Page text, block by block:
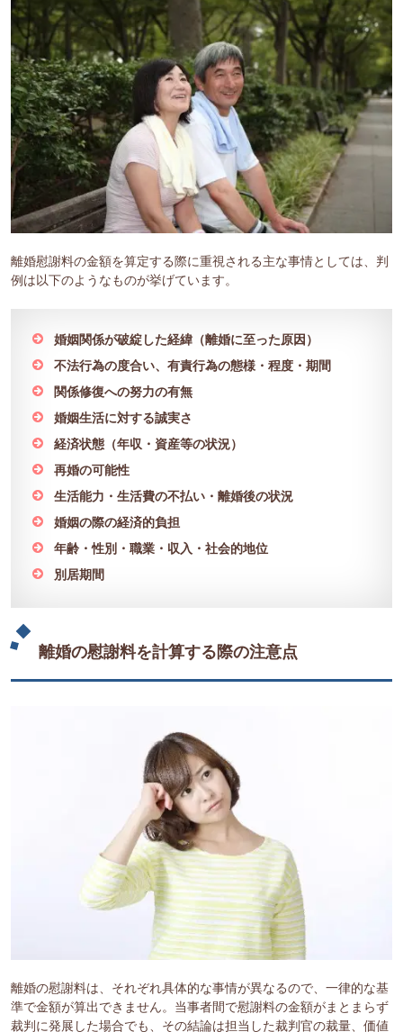
離婚慰謝料の金額を算定する際に重視される主な事情としては、判
例は以下のようなものが挙げています。
婚姻関係が破綻した経緯（離婚に至った原因）
不法行為の度合い、有責行為の態様・程度・期間
関係修復への努力の有無
婚姻生活に対する誠実さ
経済状態（年収・資産等の状況）
再婚の可能性
生活能力・生活費の不払い・離婚後の状況
婚姻の際の経済的負担
年齢・性別・職業・収入・社会的地位
別居期間
離婚の慰謝料を計算する際の注意点
離婚の慰謝料は、それぞれ具体的な事情が異なるので、一律的な基
準で金額が算出できません。当事者間で慰謝料の金額がまとまらず
裁判に発展した場合でも、その結論は担当した裁判官の裁量、価値